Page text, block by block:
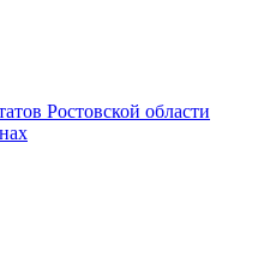
Ростовской области